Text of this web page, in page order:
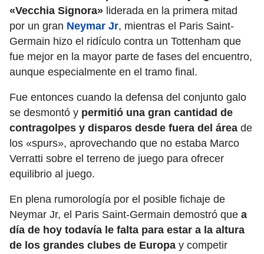
«Vecchia Signora» liderada en la primera mitad
por un gran Neymar Jr, mientras el Paris Saint-
Germain hizo el ridículo contra un Tottenham que
fue mejor en la mayor parte de fases del encuentro,
aunque especialmente en el tramo final.
Fue entonces cuando la defensa del conjunto galo
se desmontó y permitió una gran cantidad de
contragolpes y disparos desde fuera del área de
los «spurs», aprovechando que no estaba Marco
Verratti sobre el terreno de juego para ofrecer
equilibrio al juego.
En plena rumorología por el posible fichaje de
Neymar Jr, el Paris Saint-Germain demostró que a
día de hoy todavía le falta para estar a la altura
de los grandes clubes de Europa y competir